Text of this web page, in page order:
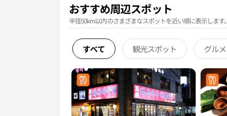
おすすめ周辺スポット
半径50km以内のさまざまなスポットを近い順に表示します。
すべて 観光スポット グルメ